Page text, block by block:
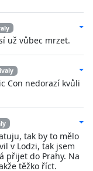
už vůbec mrzet.
Con nedorazí kvůli
tak by to mělo
v Lodzi, tak jsem
přijet do Prahy. Na
těžko říct.